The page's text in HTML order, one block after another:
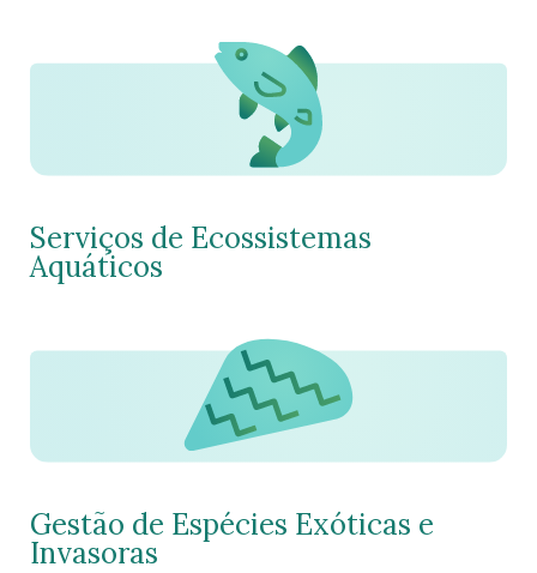
Serviços de Ecossistemas
Aquáticos
Gestão de Espécies Exóticas e
Invasoras